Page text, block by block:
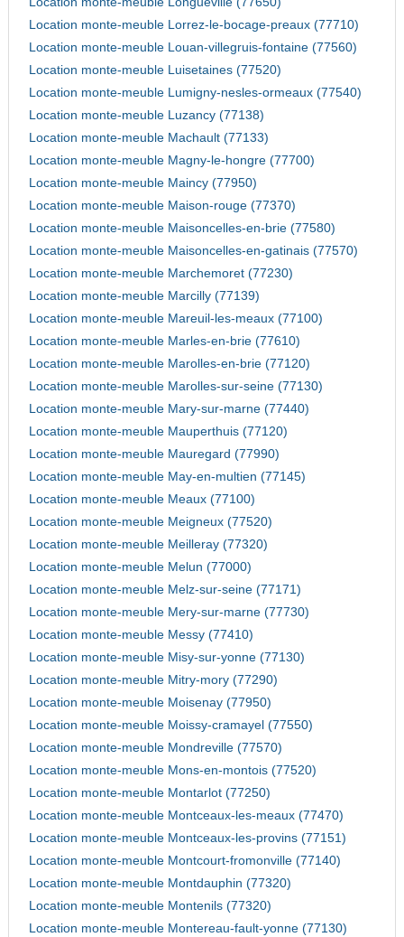
Location monte-meuble Lorrez-le-bocage-preaux (77710)
Location monte-meuble Louan-villegruis-fontaine (77560)
Location monte-meuble Luisetaines (77520)
Location monte-meuble Lumigny-nesles-ormeaux (77540)
Location monte-meuble Luzancy (77138)
Location monte-meuble Machault (77133)
Location monte-meuble Magny-le-hongre (77700)
Location monte-meuble Maincy (77950)
Location monte-meuble Maison-rouge (77370)
Location monte-meuble Maisoncelles-en-brie (77580)
Location monte-meuble Maisoncelles-en-gatinais (77570)
Location monte-meuble Marchemoret (77230)
Location monte-meuble Marcilly (77139)
Location monte-meuble Mareuil-les-meaux (77100)
Location monte-meuble Marles-en-brie (77610)
Location monte-meuble Marolles-en-brie (77120)
Location monte-meuble Marolles-sur-seine (77130)
Location monte-meuble Mary-sur-marne (77440)
Location monte-meuble Mauperthuis (77120)
Location monte-meuble Mauregard (77990)
Location monte-meuble May-en-multien (77145)
Location monte-meuble Meaux (77100)
Location monte-meuble Meigneux (77520)
Location monte-meuble Meilleray (77320)
Location monte-meuble Melun (77000)
Location monte-meuble Melz-sur-seine (77171)
Location monte-meuble Mery-sur-marne (77730)
Location monte-meuble Messy (77410)
Location monte-meuble Misy-sur-yonne (77130)
Location monte-meuble Mitry-mory (77290)
Location monte-meuble Moisenay (77950)
Location monte-meuble Moissy-cramayel (77550)
Location monte-meuble Mondreville (77570)
Location monte-meuble Mons-en-montois (77520)
Location monte-meuble Montarlot (77250)
Location monte-meuble Montceaux-les-meaux (77470)
Location monte-meuble Montceaux-les-provins (77151)
Location monte-meuble Montcourt-fromonville (77140)
Location monte-meuble Montdauphin (77320)
Location monte-meuble Montenils (77320)
Location monte-meuble Montereau-fault-yonne (77130)